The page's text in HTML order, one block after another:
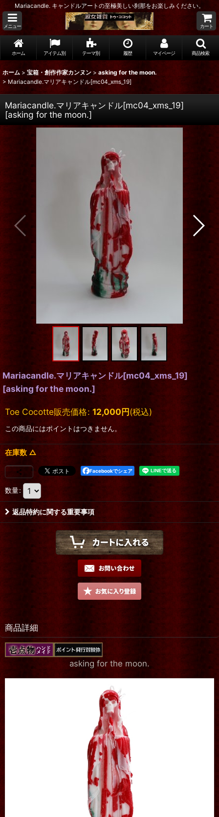
Mariacandle. キャンドルアートの至極美しい刹那をお楽しみください。
メニュー カート
ホーム アイテム別 テーマ別 履歴 マイページ 商品検索
ホーム > 宝箱・創作作家カンヌン > asking for the moon.
> Mariacandle.マリアキャンドル[mc04_xms_19]
Mariacandle.マリアキャンドル[mc04_xms_19]
[asking for the moon.]
Mariacandle.マリアキャンドル[mc04_xms_19]
[asking for the moon.]
Toe Cocotte販売価格: 12,000円(税込)
この商品にはポイントはつきません。
在庫数 △
Facebookでシェア
数量:
返品特約に関する重要事項
商品詳細
asking for the moon.